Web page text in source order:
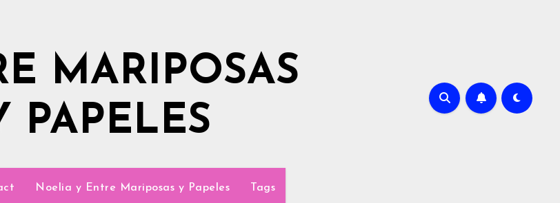
MARIPOSAS
PAPELES
Noelia y Entre Mariposas y Papeles Tags